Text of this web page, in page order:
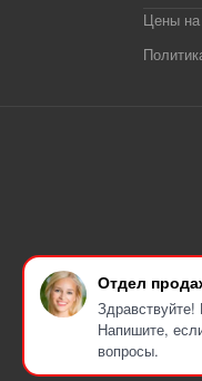
Отдел
Напишите,
вопросы.
Цены на